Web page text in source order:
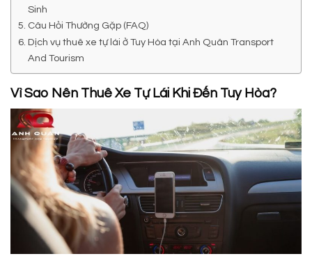
Sinh
Câu Hỏi Thường Gặp (FAQ)
Dịch vụ thuê xe tự lái ở Tuy Hòa tại Anh Quân Transport
And Tourism
Vì Sao Nên Thuê Xe Tự Lái Khi Đến Tuy Hòa?